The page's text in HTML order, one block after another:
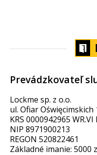
Prevádzkovateľ
Lockme sp. z o.o.
ul. Ofiar
KRS 0000942965 WR.VI
NIP 8971900213
REGON 520822461
Základné imanie: 5000